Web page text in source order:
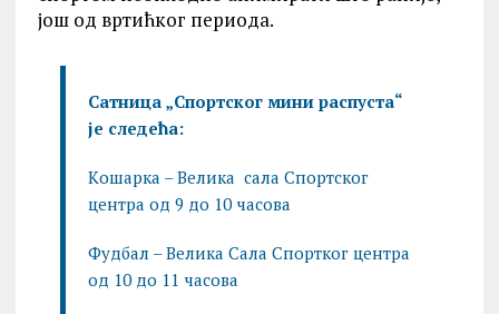
још од вртићког периода.
Сатница „Спортског мини распуста“
је следећа:
Kошарка – Велика сала Спортског
центра од 9 до 10 часова
Фудбал – Велика Сала Спортког центра
од 10 до 11 часова